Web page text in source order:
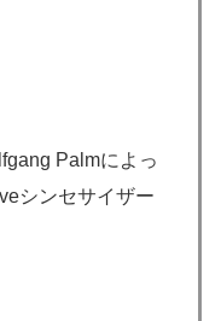
Palmによっ
シンセサイザー